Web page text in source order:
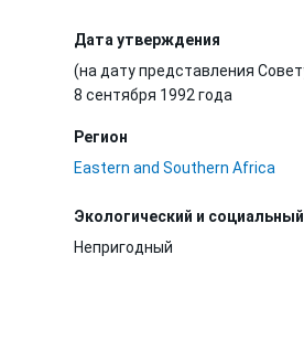
Дата утверждения
(на дату представления
8 сентября 1992 года
Регион
Eastern and Southern Africa
Экологический и
Непригодный